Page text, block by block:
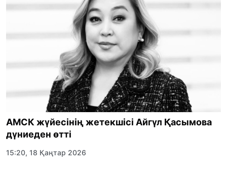
АМСК жүйесінің жетекшісі Айгүл Қасымова
дүниеден өтті
15:20, 18 Қаңтар 2026